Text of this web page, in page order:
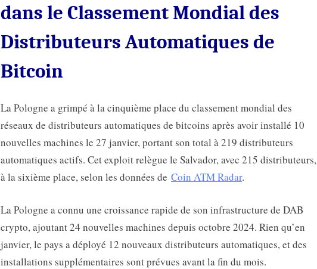
dans le Classement Mondial des
Distributeurs Automatiques de
Bitcoin
La Pologne a grimpé à la cinquième place du classement mondial des
réseaux de distributeurs automatiques de bitcoins après avoir installé 10
nouvelles machines le 27 janvier, portant son total à 219 distributeurs
automatiques actifs. Cet exploit relègue le Salvador, avec 215 distributeurs,
à la sixième place, selon les données de Coin ATM Radar.
La Pologne a connu une croissance rapide de son infrastructure de DAB
crypto, ajoutant 24 nouvelles machines depuis octobre 2024. Rien qu’en
janvier, le pays a déployé 12 nouveaux distributeurs automatiques, et des
installations supplémentaires sont prévues avant la fin du mois.